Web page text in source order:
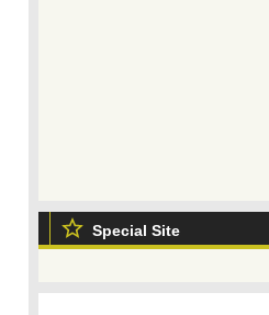
Special Site